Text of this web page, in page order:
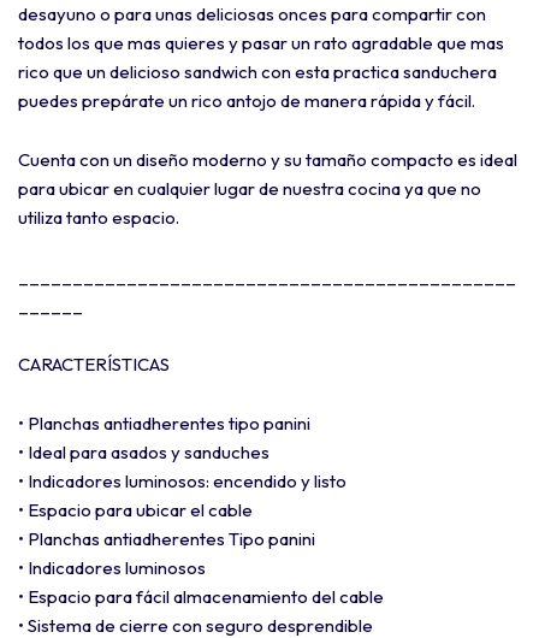
desayuno o para unas deliciosas onces para compartir con
todos los que mas quieres y pasar un rato agradable que mas
rico que un delicioso sandwich con esta practica sanduchera
puedes prepárate un rico antojo de manera rápida y fácil.
Cuenta con un diseño moderno y su tamaño compacto es ideal
para ubicar en cualquier lugar de nuestra cocina ya que no
utiliza tanto espacio.
CARACTERÍSTICAS
• Planchas antiadherentes tipo panini
• Ideal para asados y sanduches
• Indicadores luminosos: encendido y listo
• Espacio para ubicar el cable
• Planchas antiadherentes Tipo panini
• Indicadores luminosos
• Espacio para fácil almacenamiento del cable
• Sistema de cierre con seguro desprendible